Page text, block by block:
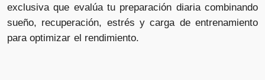
exclusiva que evalúa tu preparación diaria combinando
sueño, recuperación, estrés y carga de entrenamiento
para optimizar el rendimiento.